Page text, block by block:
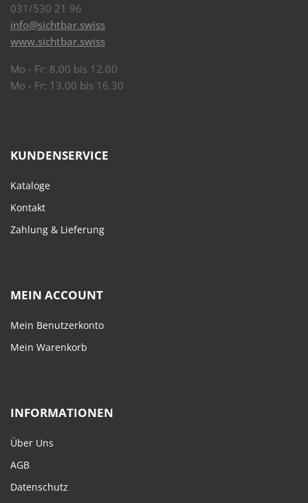
031/530 21 96
info@sichtbar.swiss
www.sichtbar.swiss
Mo - Fr: 8.00 bis 12.00
Mo - Fr: 13.00 bis 16.30
KUNDENSERVICE
Kataloge
Kontakt
Zahlung & Lieferung
MEIN ACCOUNT
Mein Benutzerkonto
Mein Warenkorb
INFORMATIONEN
Über Uns
AGB
Datenschutz